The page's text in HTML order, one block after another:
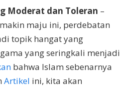
Moderat dan Toleran –
maju ini, perdebatan
topik hangat yang
yang seringkali menjadi
bahwa Islam sebenarnya
Artikel ini, kita akan